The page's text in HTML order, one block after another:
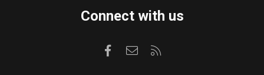
Connect with us
FacebookKontaktirajte nas